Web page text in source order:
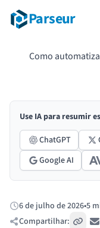
Parseur
Como
Use IA para resumir
ChatGPT
Google AI
Publicado:
6 de julho de 2026•5
Compartilhar: